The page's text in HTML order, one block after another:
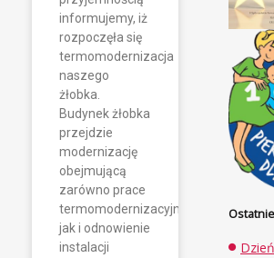
informujemy, iż
rozpoczęła się ​
termomodernizacja
naszego
żłobka.
Budynek żłobka
przejdzie
modernizację
obejmującą
zarówno prace
termomodernizacyjne,
jak i odnowienie
instalacji
Ostatnie